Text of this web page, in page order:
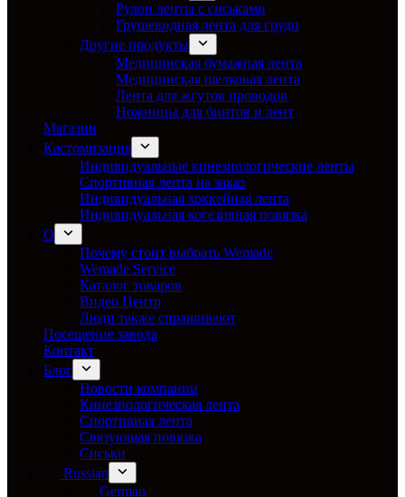
Рулон ленты с сиськами
Грушевидная лента для груди
Другие продукты
Медицинская бумажная лента
Медицинская шелковая лента
Лента для жгутов проводов
Ножницы для бинтов и лент
Магазин
Кастомизация
Индивидуальные кинезиологические ленты
Спортивная лента на заказ
Индивидуальная хоккейная лента
Индивидуальная когезивная повязка
О
Почему стоит выбрать Wemade
Wemade Service
Каталог товаров
Видео Центр
Люди также спрашивают
Посещение завода
Контакт
Блог
Новости компании
Кинезиологическая лента
Спортивная лента
Связующая повязка
Сиськи
Russian
German